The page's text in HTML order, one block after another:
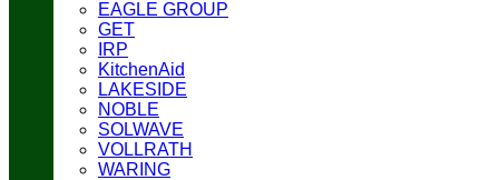
EAGLE GROUP
GET
IRP
KitchenAid
LAKESIDE
NOBLE
SOLWAVE
VOLLRATH
WARING